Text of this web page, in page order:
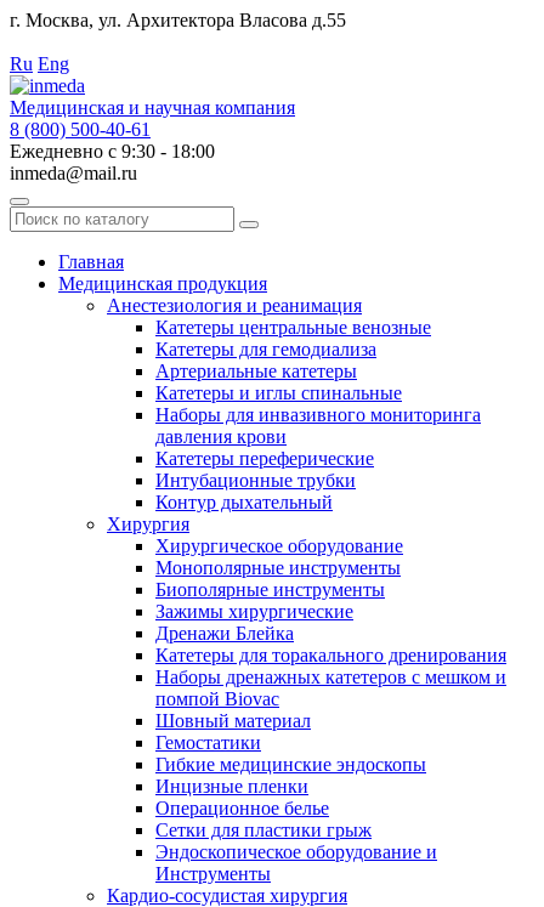
г. Москва, ул. Архитектора Власова д.55
Ru Eng
Медицинская и научная компания
8 (800) 500-40-61
Ежедневно с 9:30 - 18:00
inmeda@mail.ru
Поиск
по
каталогуГлавная
Медицинская продукция
Анестезиология и реанимация
Катетеры центральные венозные
Катетеры для гемодиализа
Артериальные катетеры
Катетеры и иглы спинальные
Наборы для инвазивного мониторинга
давления крови
Катетеры переферические
Интубационные трубки
Контур дыхательный
Хирургия
Хирургическое оборудование
Монополярные инструменты
Биополярные инструменты
Зажимы хирургические
Дренажи Блейка
Катетеры для торакального дренирования
Наборы дренажных катетеров с мешком и
помпой Biovac
Шовный материал
Гемостатики
Гибкие медицинские эндоскопы
Инцизные пленки
Операционное белье
Сетки для пластики грыж
Эндоскопическое оборудование и
Инструменты
Кардио-сосудистая хирургия